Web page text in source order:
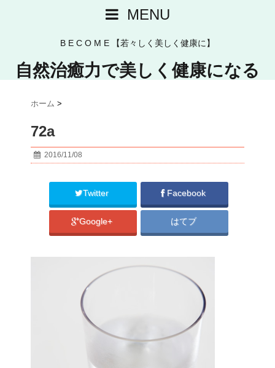
MENU
B E C O M E 【若々しく美しく健康に】
自然治癒力で美しく健康になる
ホーム >
72a
2016/11/08
Twitter Facebook
Google+ はてブ